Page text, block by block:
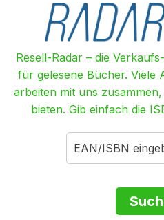
Resell-Radar – die
für gelesene Bücher. Viele
arbeiten mit uns
bieten. Gib einfach die